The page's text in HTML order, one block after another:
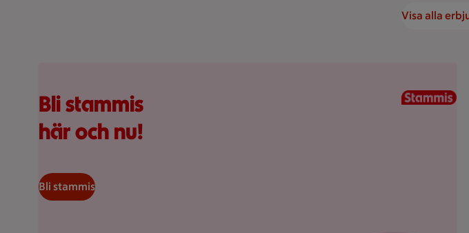
Visa alla
Bli stammis
här och nu!
Bli stammis